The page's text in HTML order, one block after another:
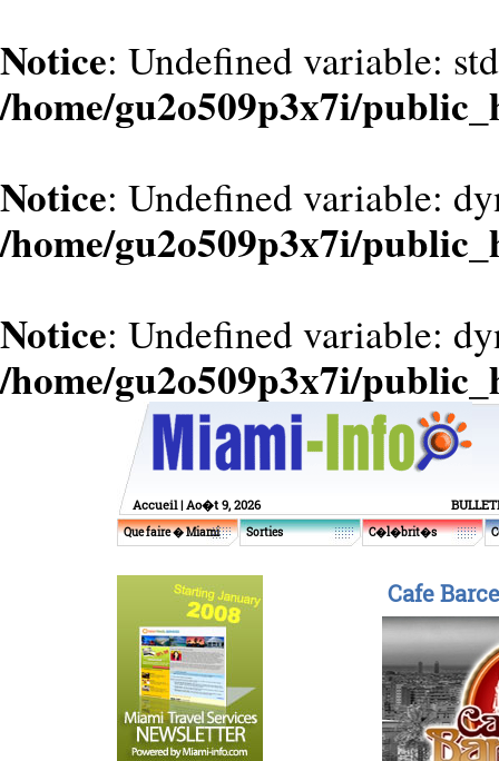
Notice: Undefined variable:
/home/gu2o509p3x7i/
Notice: Undefined variable:
/home/gu2o509p3x7i/
Notice: Undefined variable:
/home/gu2o509p3x7i/
Accueil| Ao�t 9, 2026
Que faire � Miami Sorties C�l�brit�s
Cafe